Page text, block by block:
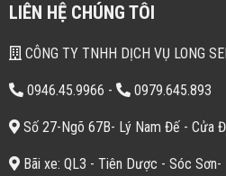
LIÊN HỆ CHÚNG TÔI
CÔNG TY TNHH DỊCH VỤ LONG
0946.45.9966 - 0979.645.893
Số 27-Ngõ 67B- Lý Nam Đế - Cửa
Bãi xe: QL3 - Tiên Dược - Sóc Sơn-